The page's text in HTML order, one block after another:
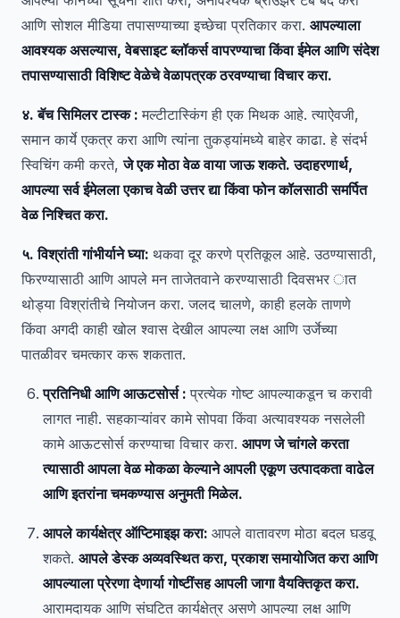
आणि सोशल मीडिया तपासण्याच्या इच्छेचा प्रतिकार करा. आपल्याला
आवश्यक असल्यास, वेबसाइट ब्लॉकर्स वापरण्याचा किंवा ईमेल आणि संदेश
तपासण्यासाठी विशिष्ट वेळेचे वेळापत्रक ठरवण्याचा विचार करा.
४. बॅच सिमिलर टास्क :मल्टीटास्किंग ही एक मिथक आहे. त्याऐवजी,
समान कार्ये एकत्र करा आणि त्यांना तुकड्यांमध्ये बाहेर काढा. हे संदर्भ
स्विचिंग कमी करते,जे एक मोठा वेळ वाया जाऊ शकते. उदाहरणार्थ,
आपल्या सर्व ईमेलला एकाच वेळी उत्तर द्या किंवा फोन कॉलसाठी समर्पित
वेळ निश्चित करा.
५. विश्रांती गांभीर्याने घ्या: थकवा दूर करणे प्रतिकूल आहे. उठण्यासाठी,
फिरण्यासाठी आणि आपले मन ताजेतवाने करण्यासाठी दिवसभर ात
थोड्या विश्रांतीचे नियोजन करा. जलद चालणे, काही हलके ताणणे
किंवा अगदी काही खोल श्वास देखील आपल्या लक्ष आणि उर्जेच्या
पातळीवर चमत्कार करू शकतात.
प्रतिनिधी आणि आऊटसोर्स :प्रत्येक गोष्ट आपल्याकडून च करावी
लागत नाही. सहकाऱ्यांवर कामे सोपवा किंवा अत्यावश्यक नसलेली
कामे आऊटसोर्स करण्याचा विचार करा. आपण जे चांगले करता
त्यासाठी आपला वेळ मोकळा केल्याने आपली एकूण उत्पादकता वाढेल
आणि इतरांना चमकण्यास अनुमती मिळेल.
आपले कार्यक्षेत्र ऑप्टिमाइझ करा: आपले वातावरण मोठा बदल घडवू
शकते. आपले डेस्क अव्यवस्थित करा, प्रकाश समायोजित करा आणि
आपल्याला प्रेरणा देणार्या गोष्टींसह आपली जागा वैयक्तिकृत करा.
आरामदायक आणि संघटित कार्यक्षेत्र असणे आपल्या लक्ष आणि